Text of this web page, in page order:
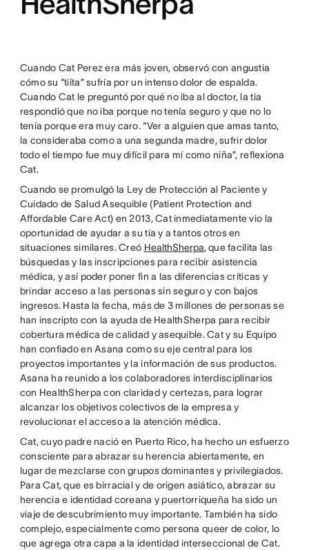
Cuando Cat Perez era más joven, observó con angustia
cómo su “tiíta” sufría por un intenso dolor de espalda.
Cuando Cat le preguntó por qué no iba al doctor, la tía
respondió que no iba porque no tenía seguro y que no lo
tenía porque era muy caro. “Ver a alguien que amas tanto,
la consideraba como a una segunda madre, sufrir dolor
todo el tiempo fue muy difícil para mí como niña”, reflexiona
Cat.
Cuando se promulgó la Ley de Protección al Paciente y
Cuidado de Salud Asequible (Patient Protection and
Affordable Care Act) en 2013, Cat inmediatamente vio la
oportunidad de ayudar a su tía y a tantos otros en
situaciones similares. Creó HealthSherpa, que facilita las
búsquedas y las inscripciones para recibir asistencia
médica, y así poder poner fin a las diferencias críticas y
brindar acceso a las personas sin seguro y con bajos
ingresos. Hasta la fecha, más de 3 millones de personas se
han inscripto con la ayuda de HealthSherpa para recibir
cobertura médica de calidad y asequible. Cat y su Equipo
han confiado en Asana como su eje central para los
proyectos importantes y la información de sus productos.
Asana ha reunido a los colaboradores interdisciplinarios
con HealthSherpa con claridad y certezas, para lograr
alcanzar los objetivos colectivos de la empresa y
revolucionar el acceso a la atención médica.
Cat, cuyo padre nació en Puerto Rico, ha hecho un esfuerzo
consciente para abrazar su herencia abiertamente, en
lugar de mezclarse con grupos dominantes y privilegiados.
Para Cat, que es birracial y de origen asiático, abrazar su
herencia e identidad coreana y puertorriqueña ha sido un
viaje de descubrimiento muy importante. También ha sido
complejo, especialmente como persona queer de color, lo
que agrega otra capa a la identidad interseccional de Cat.